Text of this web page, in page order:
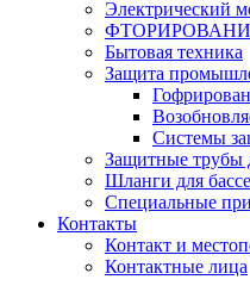
Электрический
Бытовая техника
Защита
Системы
Защитные трубы
Шланги для
Специальные
Контакты
Контакт и
Контактные лица